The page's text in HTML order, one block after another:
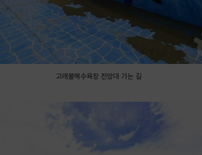
고래불해수욕장 전망대 가는 길